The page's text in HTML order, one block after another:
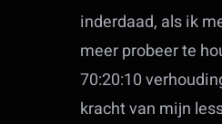
inderdaad, als ik
meer probeer te
70:20:10
kracht van mijn